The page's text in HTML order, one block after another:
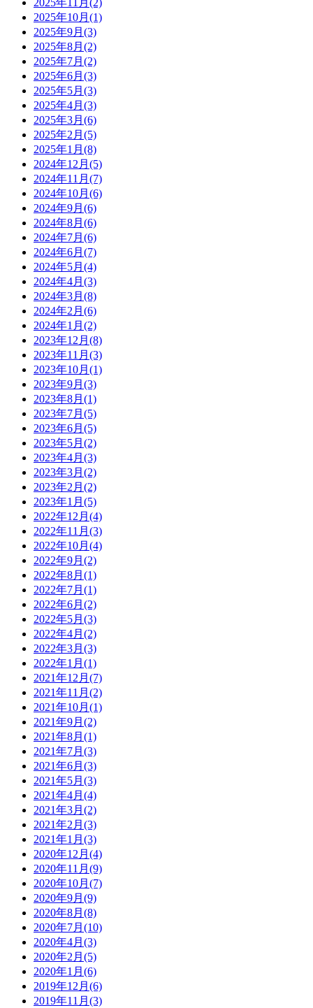
2025年10月(1)
2025年9月(3)
2025年8月(2)
2025年7月(2)
2025年6月(3)
2025年5月(3)
2025年4月(3)
2025年3月(6)
2025年2月(5)
2025年1月(8)
2024年12月(5)
2024年11月(7)
2024年10月(6)
2024年9月(6)
2024年8月(6)
2024年7月(6)
2024年6月(7)
2024年5月(4)
2024年4月(3)
2024年3月(8)
2024年2月(6)
2024年1月(2)
2023年12月(8)
2023年11月(3)
2023年10月(1)
2023年9月(3)
2023年8月(1)
2023年7月(5)
2023年6月(5)
2023年5月(2)
2023年4月(3)
2023年3月(2)
2023年2月(2)
2023年1月(5)
2022年12月(4)
2022年11月(3)
2022年10月(4)
2022年9月(2)
2022年8月(1)
2022年7月(1)
2022年6月(2)
2022年5月(3)
2022年4月(2)
2022年3月(3)
2022年1月(1)
2021年12月(7)
2021年11月(2)
2021年10月(1)
2021年9月(2)
2021年8月(1)
2021年7月(3)
2021年6月(3)
2021年5月(3)
2021年4月(4)
2021年3月(2)
2021年2月(3)
2021年1月(3)
2020年12月(4)
2020年11月(9)
2020年10月(7)
2020年9月(9)
2020年8月(8)
2020年7月(10)
2020年4月(3)
2020年2月(5)
2020年1月(6)
2019年12月(6)
2019年11月(3)